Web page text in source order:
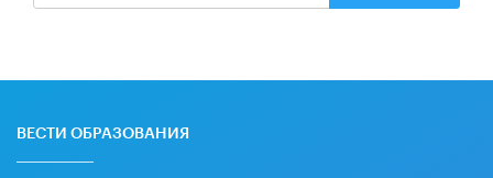
ВЕСТИ ОБРАЗОВАНИЯ